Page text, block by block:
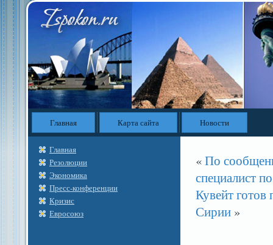
Главная Карта сайта Новости
Главная
Резолюции
Экономика
Пресс-конференции
Кризис
Евросоюз
«По
специалист
Кувейт
Сирии »